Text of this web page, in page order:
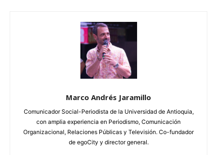
Marco Andrés Jaramillo
Comunicador Social-Periodista de la Universidad de Antioquia,
con amplia experiencia en Periodismo, Comunicación
Organizacional, Relaciones Públicas y Televisión. Co-fundador
de egoCity y director general.